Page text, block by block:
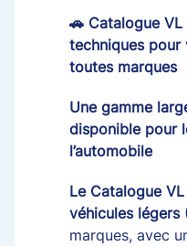
🚗 Catalogue
techniques pour
toutes marques
Une gamme
disponible pour
l’automobile
Le Catalogue
véhicules légers
marques, avec